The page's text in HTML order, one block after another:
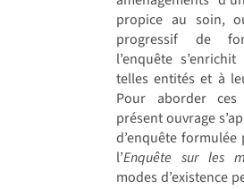
propice au soin,
progressif de
l’enquête
telles entités et à
Pour aborder
présent ouvrage
d’enquête
l’Enquête sur les
modes d’existence